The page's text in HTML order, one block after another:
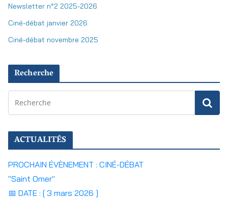
Newsletter n°2 2025-2026
Ciné-débat janvier 2026
Ciné-débat novembre 2025
Recherche
ACTUALITÉS
PROCHAIN ÉVÈNEMENT : CINÉ-DÉBAT
"Saint Omer"
📅 DATE : [ 3 mars 2026 ]